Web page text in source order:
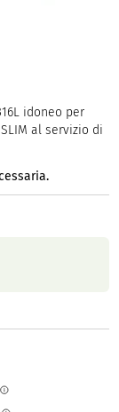
idoneo per
al servizio di